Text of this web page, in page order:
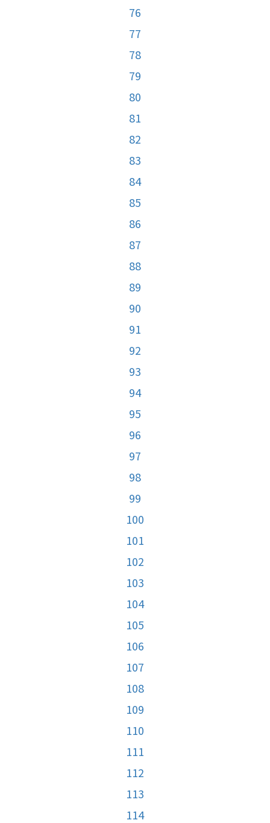
76
77
78
79
80
81
82
83
84
85
86
87
88
89
90
91
92
93
94
95
96
97
98
99
100
101
102
103
104
105
106
107
108
109
110
111
112
113
114